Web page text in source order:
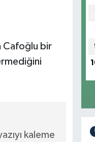
Cafoğlu bir
kaleme